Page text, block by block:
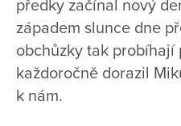
předky začínal nový
západem slunce dne
obchůzky tak probíhají
každoročně dorazil
k nám.